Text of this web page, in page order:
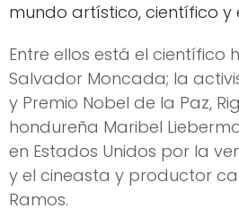
mundo artístico, científico y
Entre ellos está el científico
Salvador Moncada; la
y Premio Nobel de la Paz,
hondureña Maribel
en Estados Unidos por la
y el cineasta y productor
Ramos.